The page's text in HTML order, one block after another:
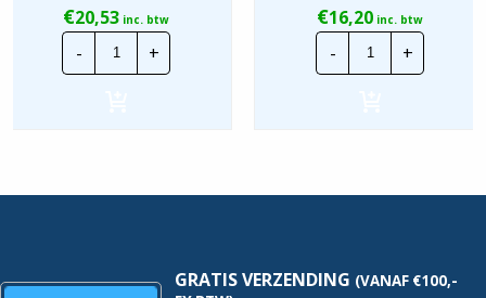
€20,53 inc. btw
-
Hager
Inst.
Automaat
Kar.
+
€16,20 inc. btw
-
Schneider
Inst.
Automaat
Kar.
+
GRATIS VERZENDING (VANAF €100,-